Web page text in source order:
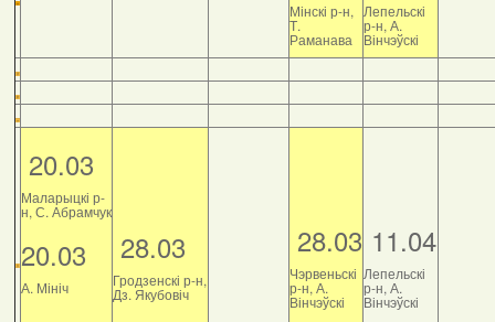
Мінскі р-н,
Т.
Раманава
Лепельскі
р-н, А.
Вінчэўскі
20.03
Маларыцкі р-
н, С. Абрамчук
20.03
А. Мініч
28.03
Гродзенскі р-н,
Дз. Якубовіч
28.03
Чэрвеньскі
р-н, А.
Вінчэўскі
11.04
Лепельскі
р-н, А.
Вінчэўскі